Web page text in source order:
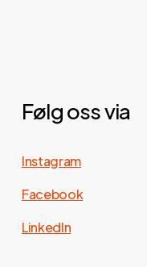
Følg oss via
Instagram
Facebook
LinkedIn